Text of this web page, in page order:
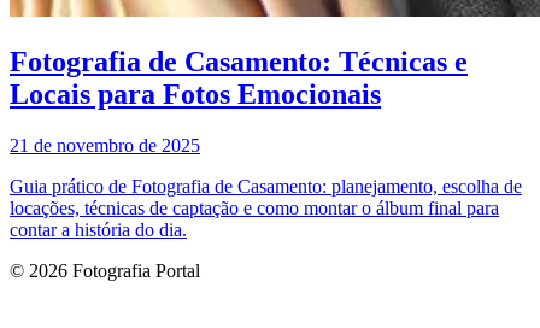
Fotografia de Casamento: Técnicas e
Locais para Fotos Emocionais
21 de novembro de 2025
Guia prático de Fotografia de Casamento: planejamento, escolha de
locações, técnicas de captação e como montar o álbum final para
contar a história do dia.
© 2026 Fotografia Portal